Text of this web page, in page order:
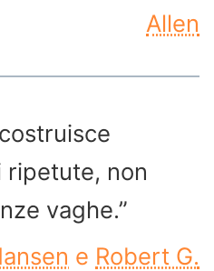
Allen
ripetute, non
vaghe.”
e Robert G.